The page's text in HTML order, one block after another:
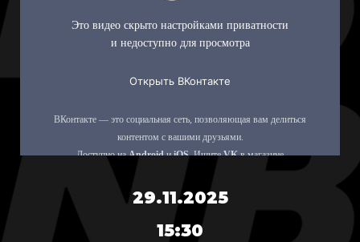
29.11.2025
15:30